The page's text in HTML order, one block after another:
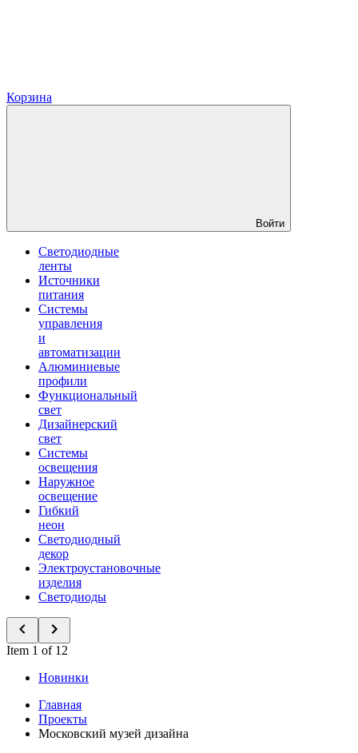
Корзина
Войти
Светодиодные
ленты
Источники
питания
Системы
управления
и
автоматизации
Алюминиевые
профили
Функциональный
свет
Дизайнерский
свет
Системы
освещения
Наружное
освещение
Гибкий
неон
Светодиодный
декор
Электроустановочные
изделия
Светодиоды
Item 1 of 12
Новинки
Главная
Проекты
Московский музей дизайна